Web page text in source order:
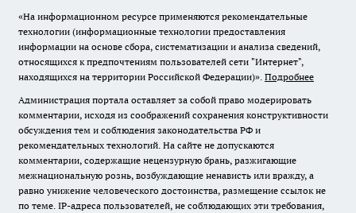
«На информационном ресурсе применяются рекомендательные
технологии (информационные технологии предоставления
информации на основе сбора, систематизации и анализа сведений,
относящихся к предпочтениям пользователей сети "Интернет",
находящихся на территории Российской Федерации)». Подробнее
Администрация портала оставляет за собой право модерировать
комментарии, исходя из соображений сохранения конструктивности
обсуждения тем и соблюдения законодательства РФ и
рекомендательных технологий. На сайте не допускаются
комментарии, содержащие нецензурную брань, разжигающие
межнациональную рознь, возбуждающие ненависть или вражду, а
равно унижение человеческого достоинства, размещение ссылок не
по теме. IP-адреса пользователей, не соблюдающих эти требования,